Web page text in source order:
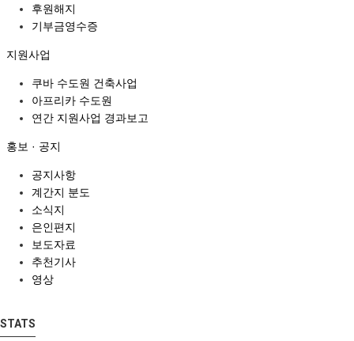
후원해지
기부금영수증
지원사업
쿠바 수도원 건축사업
아프리카 수도원
연간 지원사업 경과보고
홍보 · 공지
공지사항
계간지 분도
소식지
은인편지
보도자료
추천기사
영상
STATS